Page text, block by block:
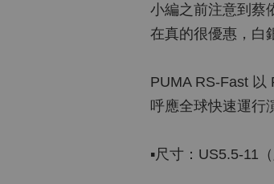
小編之前注意到蔡
在真的很優惠，白
PUMA RS-Fast 以
呼應全球快速運行
▪️尺寸：US5.5-11